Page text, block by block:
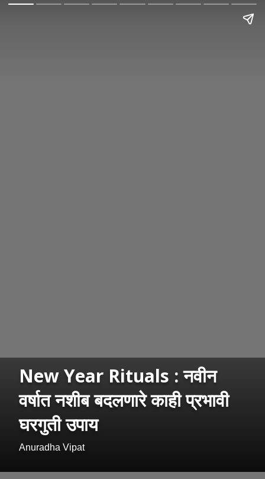
New Year Rituals : नवीन
वर्षात नशीब बदलणारे काही प्रभावी
घरगुती उपाय
Anuradha Vipat